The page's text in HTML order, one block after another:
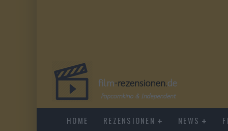
HOME REZENSIONEN NEWS